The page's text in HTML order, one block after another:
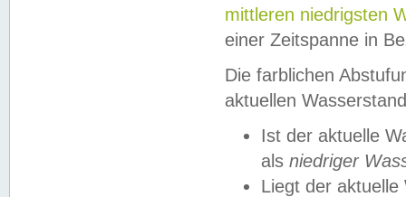
mittleren niedrigsten
einer Zeitspanne in
Die farblichen
aktuellen
Ist der aktuelle
als niedriger
Liegt der